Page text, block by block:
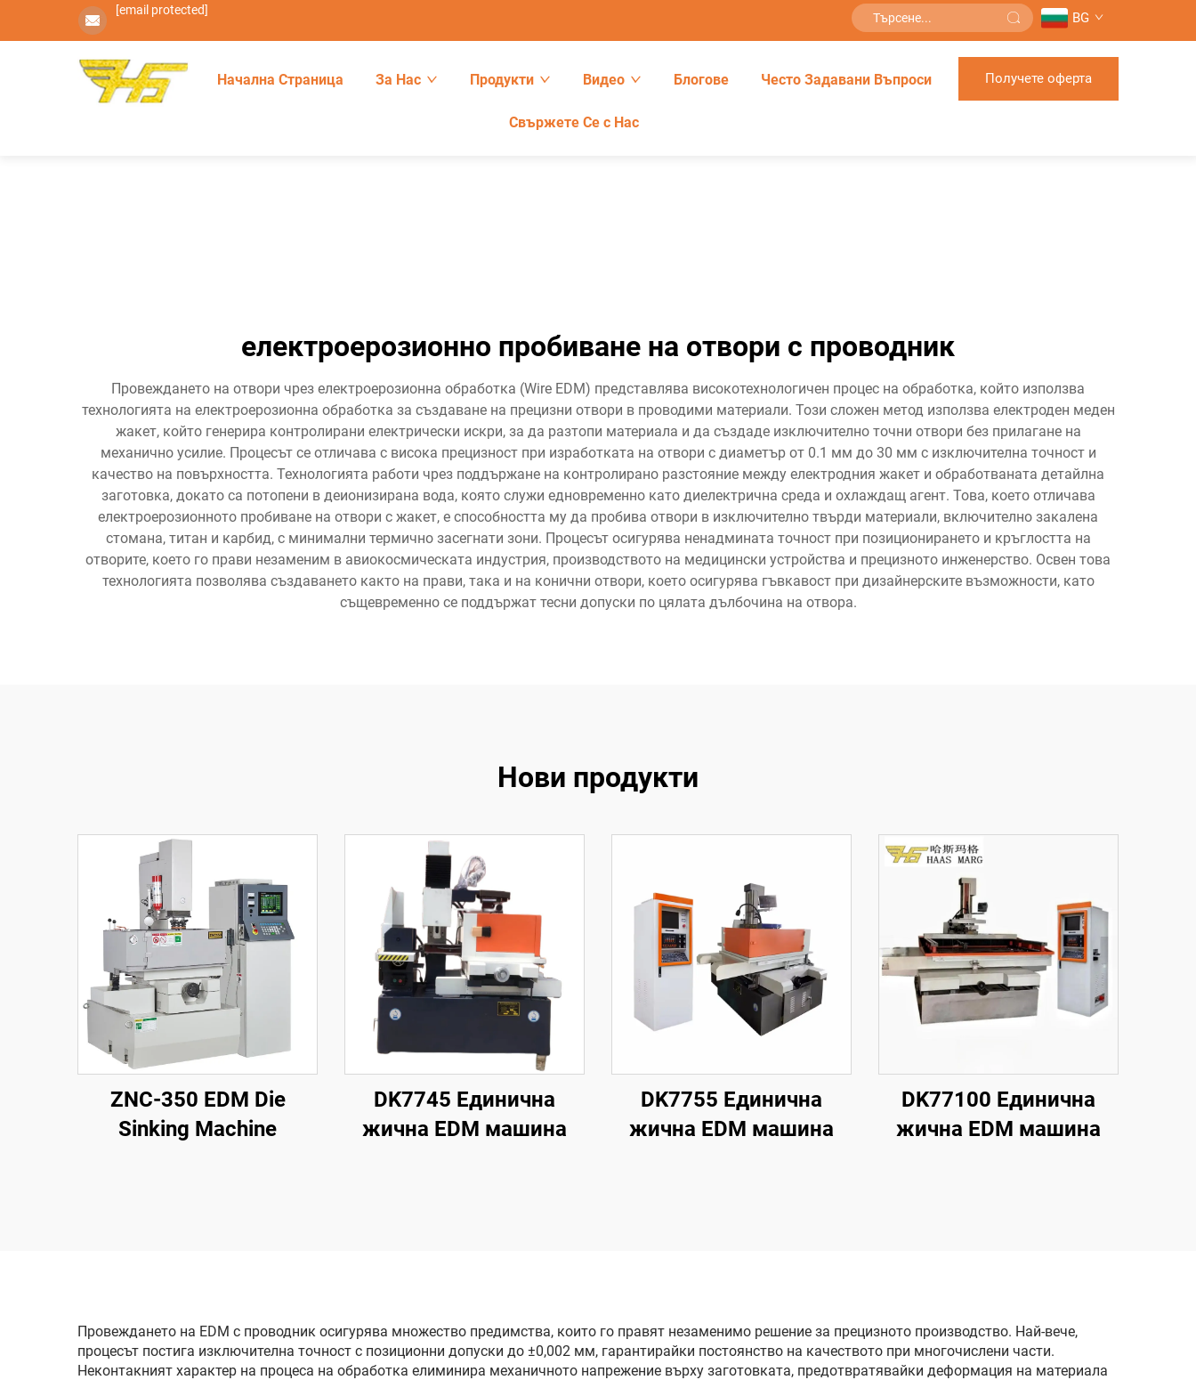
[email protected] BG
Начална Страница За Нас Продукти Видео Блогове Често Задавани Въпроси
Свържете Се с Нас
Получете оферта
електроерозионно пробиване на отвори с проводник
Провеждането на отвори чрез електроерозионна обработка (Wire EDM) представлява високотехнологичен процес на обработка, който използва
технологията на електроерозионна обработка за създаване на прецизни отвори в проводими материали. Този сложен метод използва електроден меден
жакет, който генерира контролирани електрически искри, за да разтопи материала и да създаде изключително точни отвори без прилагане на
механично усилие. Процесът се отличава с висока прецизност при изработката на отвори с диаметър от 0.1 мм до 30 мм с изключителна точност и
качество на повърхността. Технологията работи чрез поддържане на контролирано разстояние между електродния жакет и обработваната детайлна
заготовка, докато са потопени в деионизирана вода, която служи едновременно като диелектрична среда и охлаждащ агент. Това, което отличава
електроерозионното пробиване на отвори с жакет, е способността му да пробива отвори в изключително твърди материали, включително закалена
стомана, титан и карбид, с минимални термично засегнати зони. Процесът осигурява ненадмината точност при позиционирането и кръглостта на
отворите, което го прави незаменим в авиокосмическата индустрия, производството на медицински устройства и прецизното инженерство. Освен това
технологията позволява създаването както на прави, така и на конични отвори, което осигурява гъвкавост при дизайнерските възможности, като
същевременно се поддържат тесни допуски по цялата дълбочина на отвора.
Нови продукти
ZNC-350 EDM Die
Sinking Machine
DK7745 Единична
жична EDM машина
DK7755 Единична
жична EDM машина
DK77100 Единична
жична EDM машина
Провеждането на EDM с проводник осигурява множество предимства, които го правят незаменимо решение за прецизното производство. Най-вече,
процесът постига изключителна точност с позиционни допуски до ±0,002 мм, гарантирайки постоянство на качеството при многочислени части.
Неконтакният характер на процеса на обработка елиминира механичното напрежение върху заготовката, предотвратявайки деформация на материала